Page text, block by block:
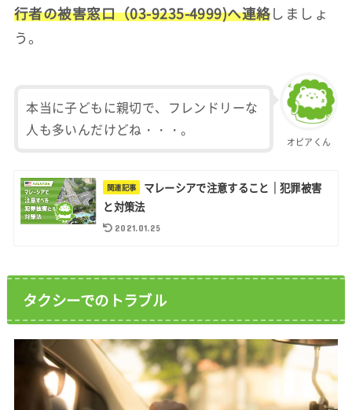
行者の被害窓口（03-9235-4999)へ連絡しましょ
う。
オピアくん
本当に子どもに親切で、フレンドリーな
人も多いんだけどね・・・。
マレーシアで注意すること｜犯罪被害
と対策法
2021.01.25
タクシーでのトラブル